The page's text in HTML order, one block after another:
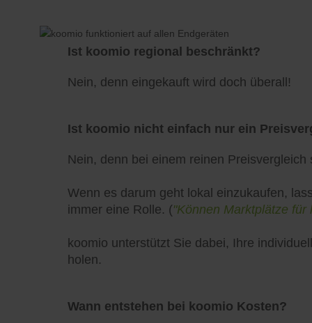
Ist koomio regional beschränkt?
Nein, denn eingekauft wird doch überall!
Ist koomio nicht einfach nur ein
Nein, denn bei einem reinen
Wenn es darum geht lokal einzukaufen,
immer eine Rolle. ("Können Marktplätze
koomio unterstützt Sie dabei, Ihre
holen.
Wann entstehen bei koomio Kosten?